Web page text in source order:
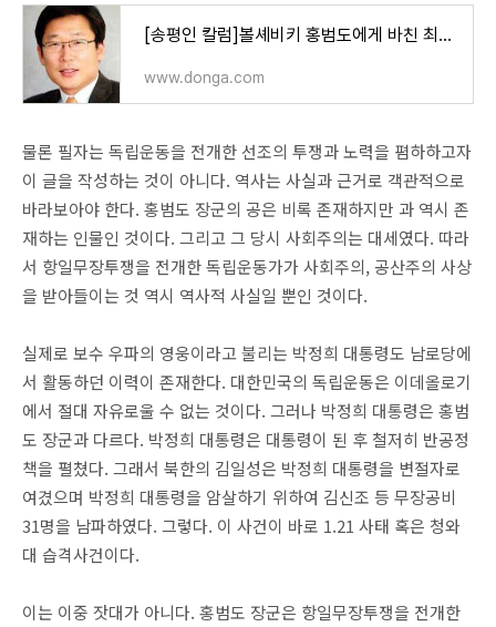
[송평인 칼럼]볼셰비키 홍범도에게 바친 최고 예우
www.donga.com
물론 필자는 독립운동을 전개한 선조의 투쟁과 노력을 폄하하고자
이 글을 작성하는 것이 아니다. 역사는 사실과 근거로 객관적으로
바라보아야 한다. 홍범도 장군의 공은 비록 존재하지만 과 역시 존
재하는 인물인 것이다. 그리고 그 당시 사회주의는 대세였다. 따라
서 항일무장투쟁을 전개한 독립운동가가 사회주의, 공산주의 사상
을 받아들이는 것 역시 역사적 사실일 뿐인 것이다.
실제로 보수 우파의 영웅이라고 불리는 박정희 대통령도 남로당에
서 활동하던 이력이 존재한다. 대한민국의 독립운동은 이데올로기
에서 절대 자유로울 수 없는 것이다. 그러나 박정희 대통령은 홍범
도 장군과 다르다. 박정희 대통령은 대통령이 된 후 철저히 반공정
책을 펼쳤다. 그래서 북한의 김일성은 박정희 대통령을 변절자로
여겼으며 박정희 대통령을 암살하기 위하여 김신조 등 무장공비
31명을 남파하였다. 그렇다. 이 사건이 바로 1.21 사태 혹은 청와
대 습격사건이다.
이는 이중 잣대가 아니다. 홍범도 장군은 항일무장투쟁을 전개한